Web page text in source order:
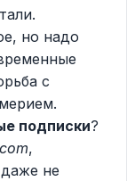
но надо
с
подписки?
,
не